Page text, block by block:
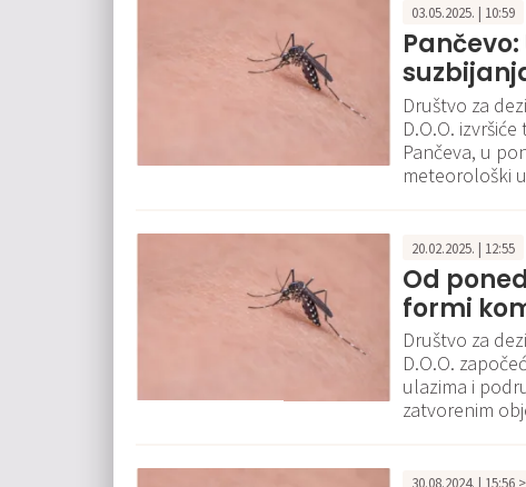
03.05.2025. | 10:59
Društvo za
D.O.O.
Pančeva, u
meteorološki
20.02.2025. | 12:55
Od
formi
Društvo za
D.O.O.
ulazima i
zatvorenim